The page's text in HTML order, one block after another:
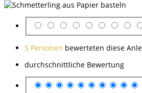
5 Personen bewerteten diese
durchschnittliche Bewertung